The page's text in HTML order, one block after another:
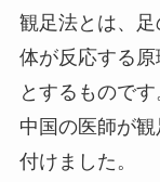
観足法とは、
体が反応する
とするものです
中国の医師が
付けました。